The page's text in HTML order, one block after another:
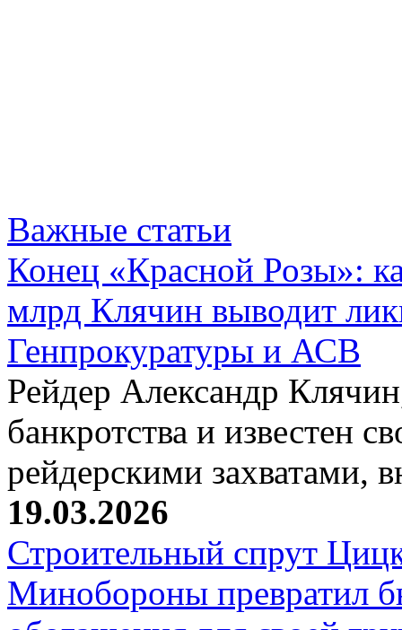
Важные статьи
Конец «Красной Розы»:
млрд Клячин выводит
Генпрокуратуры и АСВ
Рейдер Александр
банкротства и известен
рейдерскими захватами,
19.03.2026
Строительный спрут
Минобороны превратил